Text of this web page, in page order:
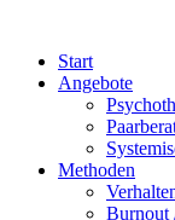
Start
Angebote
Methoden
Burnout